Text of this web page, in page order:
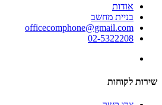
אודות
בניית מחשב
officecomphone@gmail.com
02-5322208
שירות לקוחות